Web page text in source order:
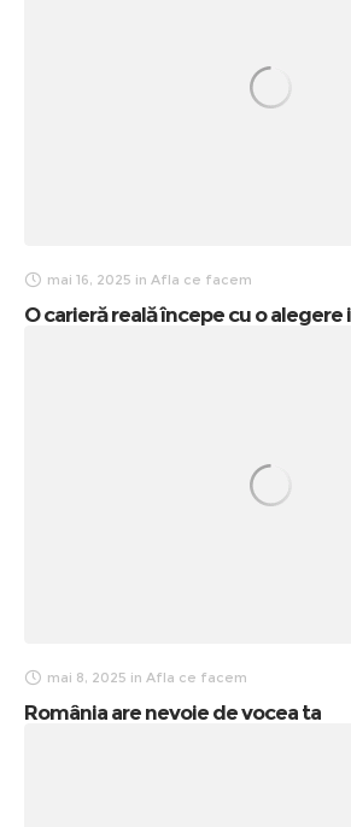
mai 16, 2025 in Afla ce facem
O carieră reală începe cu o
mai 8, 2025 in Afla ce facem
România are nevoie de vocea ta